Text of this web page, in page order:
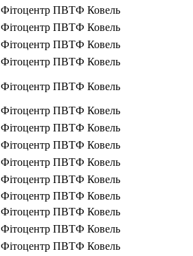
Фітоцентр ПВТФ Ковель
Фітоцентр ПВТФ Ковель
Фітоцентр ПВТФ Ковель
Фітоцентр ПВТФ Ковель
Фітоцентр ПВТФ Ковель
Фітоцентр ПВТФ Ковель
Фітоцентр ПВТФ Ковель
Фітоцентр ПВТФ Ковель
Фітоцентр ПВТФ Ковель
Фітоцентр ПВТФ Ковель
Фітоцентр ПВТФ Ковель
Фітоцентр ПВТФ Ковель
Фітоцентр ПВТФ Ковель
Фітоцентр ПВТФ Ковель